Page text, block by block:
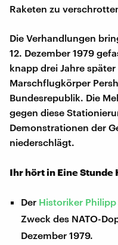
Raketen zu
Die Verhandlungen
12. Dezember 1979
knapp drei Jahre
Marschflugkörper
Bundesrepublik. Die
gegen diese
Demonstrationen der
niederschlägt.
Ihr hört in Eine Stunde
Der Historiker Philipp
Zweck des NATO-
Dezember 1979.